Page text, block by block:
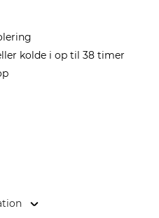
kolde i op til 38 timer